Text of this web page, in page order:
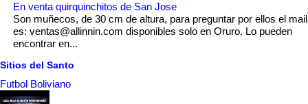
En venta quirquinchitos de San Jose
Son muñecos, de 30 cm de altura, para preguntar por ellos el mail
es: ventas@allinnin.com disponibles solo en Oruro. Lo pueden
encontrar en...
Sitios del Santo
Futbol Boliviano